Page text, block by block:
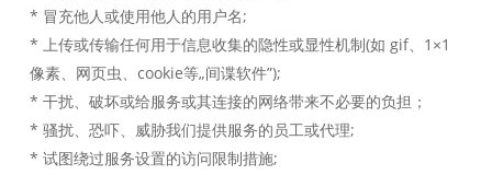
* 冒充他人或使用他人的用户名;
* 上传或传输任何用于信息收集的隐性或显性机制(如 gif、1×1
像素、网页虫、cookie等„间谍软件”);
* 干扰、破坏或给服务或其连接的网络带来不必要的负担；
* 骚扰、恐吓、威胁我们提供服务的员工或代理;
* 试图绕过服务设置的访问限制措施;